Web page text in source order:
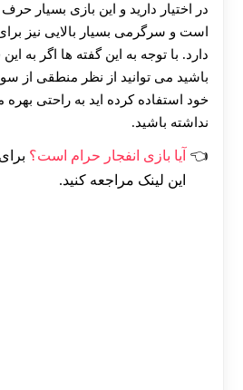
در اختیار دارید و این بازی بسیار
است و سرگرمی بسیار بالایی نیز
دارد. با توجه به این گفته ها اگر به
باشید می توانید از نظر منطقی از
خود استفاده کرده اید به راحتی
نداشته باشید.
آیا بازی انفجار حرام است؟
این لینک مراجعه کنید.